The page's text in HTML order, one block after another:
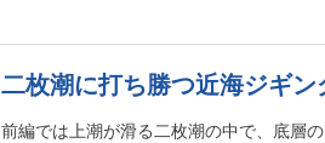
二枚潮に打ち勝つ近海ジギン
前編では上潮が滑る二枚潮の中で、底層